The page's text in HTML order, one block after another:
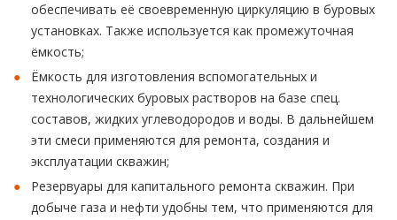
обеспечивать её своевременную циркуляцию в буровых
установках. Также используется как промежуточная
ёмкость;
Ёмкость для изготовления вспомогательных и
технологических буровых растворов на базе спец.
составов, жидких углеводородов и воды. В дальнейшем
эти смеси применяются для ремонта, создания и
эксплуатации скважин;
Резервуары для капитального ремонта скважин. При
добыче газа и нефти удобны тем, что применяются для